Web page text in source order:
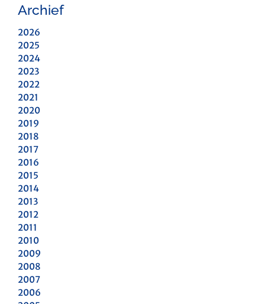
Archief
2026
2025
2024
2023
2022
2021
2020
2019
2018
2017
2016
2015
2014
2013
2012
2011
2010
2009
2008
2007
2006